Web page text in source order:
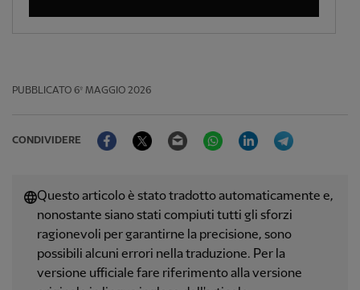
PUBBLICATO 6º MAGGIO 2026
CONDIVIDERE
FacebookTwitter Email WhatsAppLinkedIn
Questo articolo è stato tradotto automaticamente e,
nonostante siano stati compiuti tutti gli sforzi
ragionevoli per garantirne la precisione, sono
possibili alcuni errori nella traduzione. Per la
versione ufficiale fare riferimento alla versione